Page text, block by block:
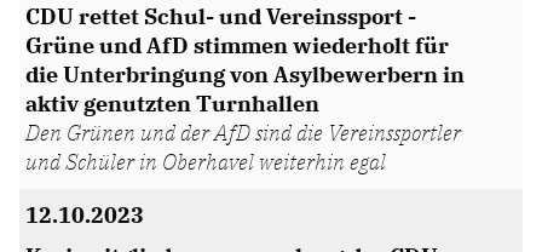
CDU rettet Schul- und Vereinssport -
Grüne und AfD stimmen wiederholt für
die Unterbringung von Asylbewerbern in
aktiv genutzten Turnhallen
Den Grünen und der AfD sind die Vereinssportler
und Schüler in Oberhavel weiterhin egal
12.10.2023